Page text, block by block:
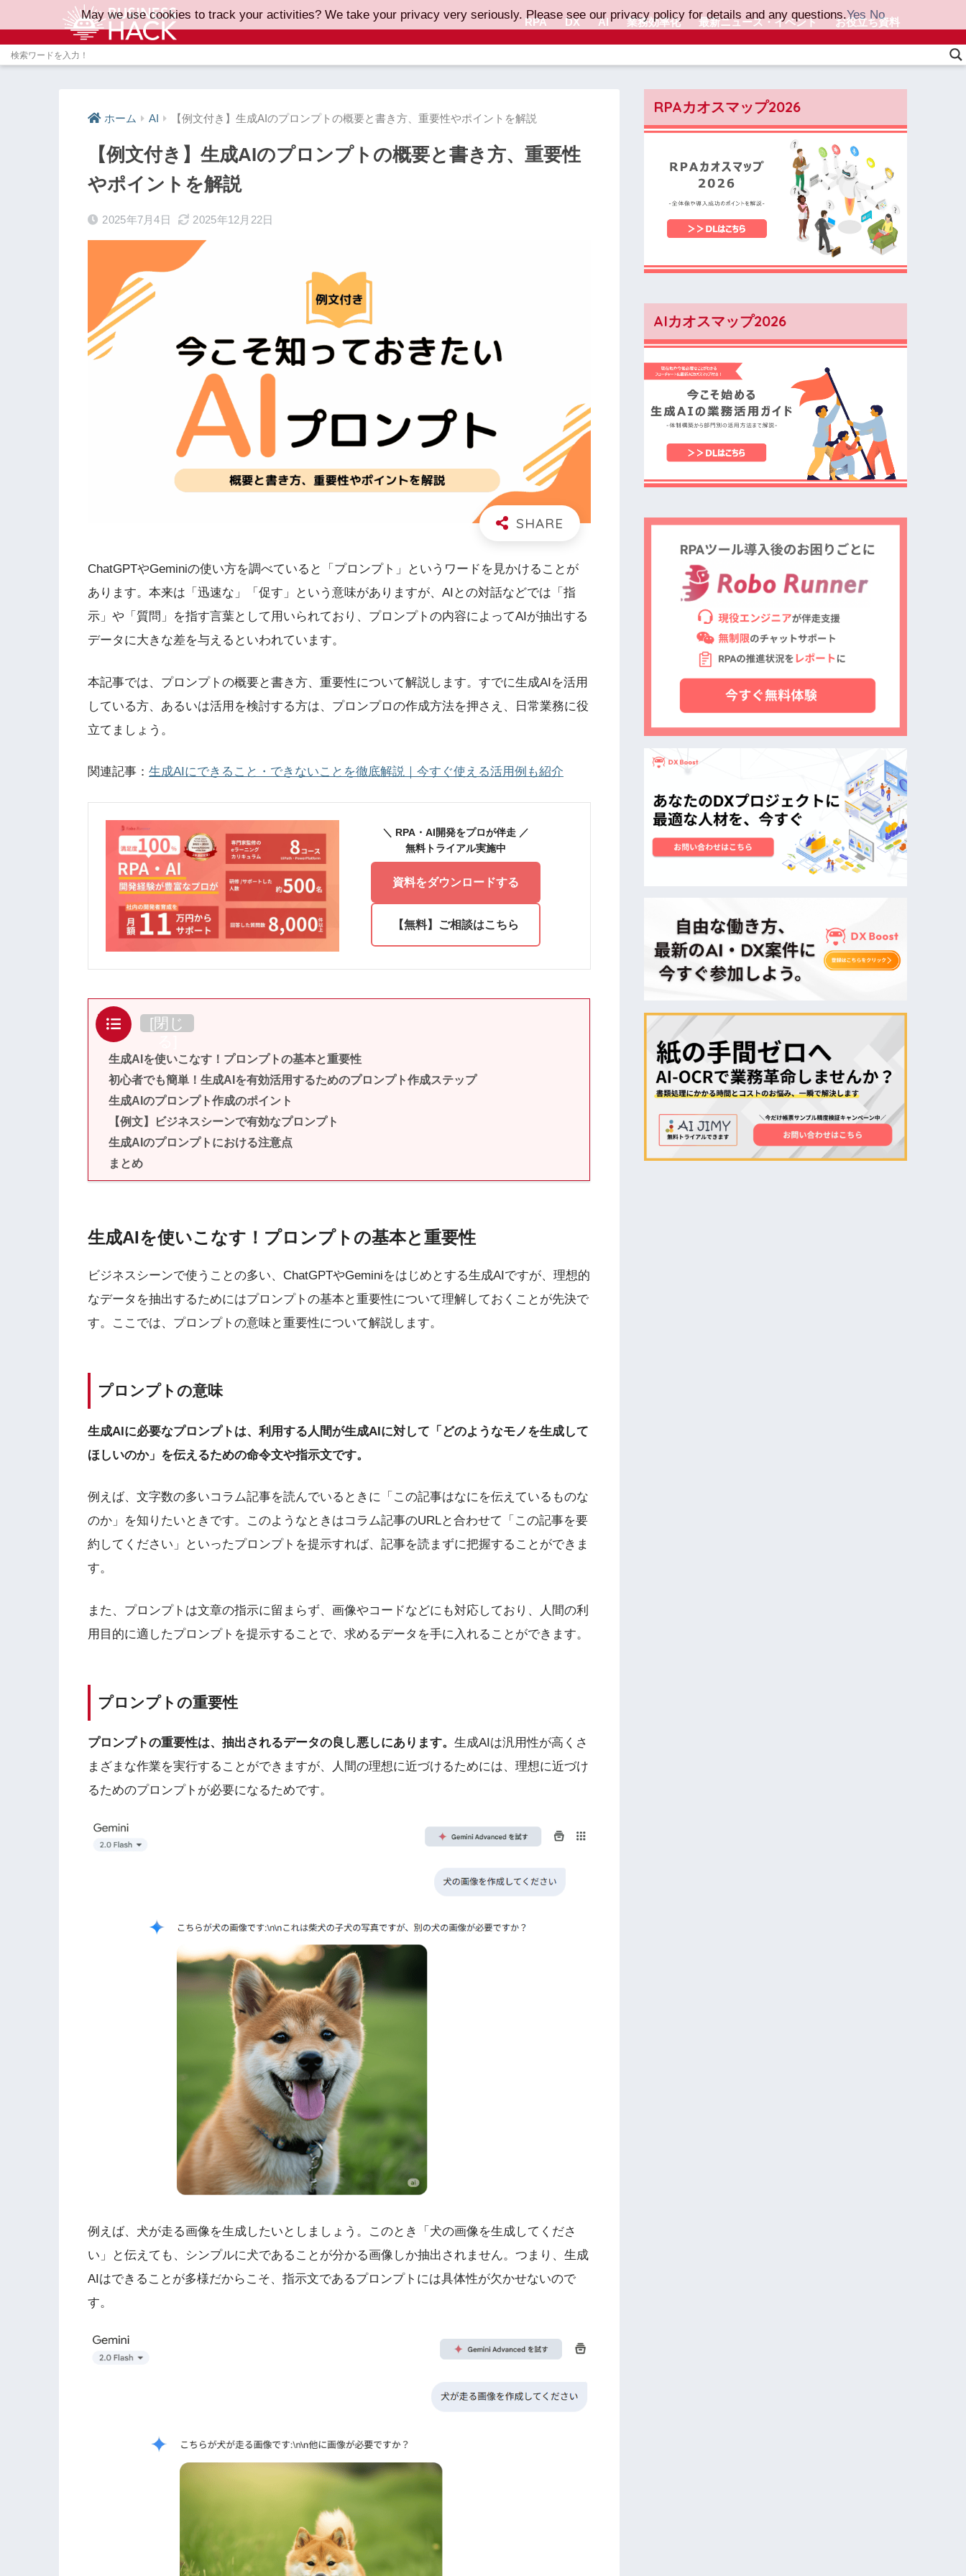
RPA DX AI 業務効率化 最新ニュース・イベント お役立ち資料
ホーム AI 【例文付き】生成AIのプロンプトの概要と書き方、重要性やポイントを解説
【例文付き】生成AIのプロンプトの概要と書き方、重要性
やポイントを解説
2025年7月4日 2025年12月22日
ChatGPTやGeminiの使い方を調べていると「プロンプト」というワードを見かけることが
あります。本来は「迅速な」「促す」という意味がありますが、AIとの対話などでは「指
示」や「質問」を指す言葉として用いられており、プロンプトの内容によってAIが抽出する
データに大きな差を与えるといわれています。
本記事では、プロンプトの概要と書き方、重要性について解説します。すでに生成AIを活用
している方、あるいは活用を検討する方は、プロンプロの作成方法を押さえ、日常業務に役
立てましょう。
関連記事： 生成AIにできること・できないことを徹底解説｜今すぐ使える活用例も紹介
＼ RPA・AI開発をプロが伴走 ／
無料トライアル実施中
資料をダウンロードする
【無料】ご相談はこちら
目次 [閉じ
生成AIを使いこなす！プロンプトの基本と重要性
初心者でも簡単！生成AIを有効活用するためのプロンプト作成ステップ
生成AIのプロンプト作成のポイント
【例文】ビジネスシーンで有効なプロンプト
生成AIのプロンプトにおける注意点
まとめ
生成AIを使いこなす！プロンプトの基本と重要性
ビジネスシーンで使うことの多い、ChatGPTやGeminiをはじめとする生成AIですが、理想的
なデータを抽出するためにはプロンプトの基本と重要性について理解しておくことが先決で
す。ここでは、プロンプトの意味と重要性について解説します。
プロンプトの意味
生成AIに必要なプロンプトは、利用する人間が生成AIに対して「どのようなモノを生成して
ほしいのか」を伝えるための命令文や指示文です。
例えば、文字数の多いコラム記事を読んでいるときに「この記事はなにを伝えているものな
のか」を知りたいときです。このようなときはコラム記事のURLと合わせて「この記事を要
約してください」といったプロンプトを提示すれば、記事を読まずに把握することができま
す。
また、プロンプトは文章の指示に留まらず、画像やコードなどにも対応しており、人間の利
用目的に適したプロンプトを提示することで、求めるデータを手に入れることができます。
プロンプトの重要性
プロンプトの重要性は、抽出されるデータの良し悪しにあります。 生成AIは汎用性が高くさ
まざまな作業を実行することができますが、人間の理想に近づけるためには、理想に近づけ
るためのプロンプトが必要になるためです。
例えば、犬が走る画像を生成したいとしましょう。このとき「犬の画像を生成してくださ
い」と伝えても、シンプルに犬であることが分かる画像しか抽出されません。つまり、生成
AIはできることが多様だからこそ、指示文であるプロンプトには具体性が欠かせないので
す。
RPAカオスマップ2026
AIカオスマップ2026
May we use cookies to track your activities? We take your privacy very seriously. Please see our privacy policy for details and any questions.Yes No